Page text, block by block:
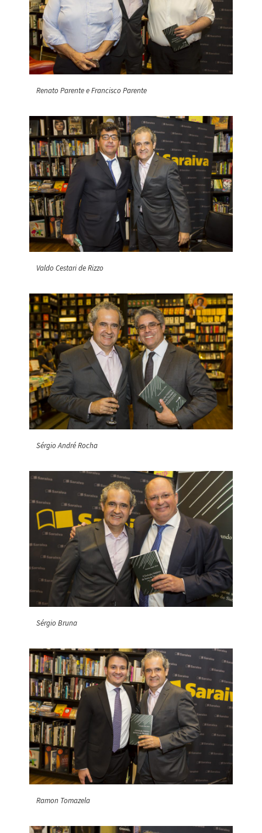
Renato Parente e Francisco Parente
Valdo Cestari de Rizzo
Sérgio André Rocha
Sérgio Bruna
Ramon Tomazela